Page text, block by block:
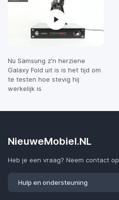
Nu Samsung z'n herziene
Galaxy Fold uit is is het tijd om
te testen hoe stevig hij
werkelijk is
NieuweMobiel.NL
Heb je een vraag? Neem contact op
Hulp en ondersteuning